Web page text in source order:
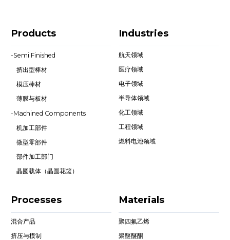
Products
-Semi Finished
挤出型棒材
模压棒材
薄膜与板材
-Machined Components
机加工部件
微型零部件
部件加工部门
晶圆载体（晶圆花篮）
Industries
航天领域
医疗领域
电子领域
半导体领域
化工领域
工程领域
燃料电池领域
Processes
混合产品
挤压与模制
Materials
聚四氟乙烯
聚醚醚酮